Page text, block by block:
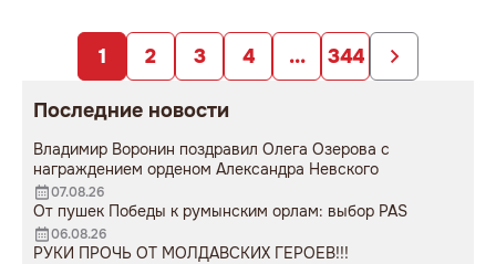
непродуманных изменений».
1 2 3 4 ... 344
Последние новости
Владимир Воронин поздравил Олега Озерова с
награждением орденом Александра Невского
07.08.26
От пушек Победы к румынским орлам: выбор PAS
06.08.26
РУКИ ПРОЧЬ ОТ МОЛДАВСКИХ ГЕРОЕВ!!!